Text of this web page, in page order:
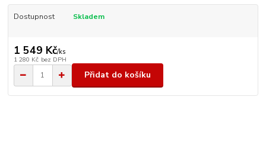
Dostupnost Skladem
1 549 Kč/ks
1 280 Kč bez DPH
Přidat do košíku